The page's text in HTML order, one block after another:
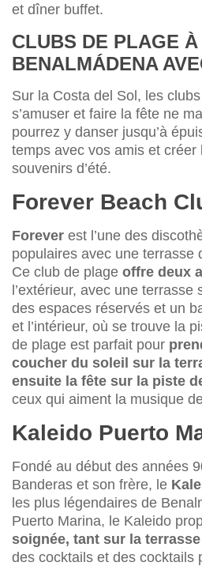
et dîner buffet.
CLUBS DE PLAGE À
BENALMÁDENA
Sur la Costa del Sol, les
s’amuser et faire la fête ne
pourrez y danser jusqu’à
temps avec vos amis et créer
souvenirs d’été.
Forever Beach
Forever est l’une des
populaires avec une terrasse
Ce club de plage offre deux
l’extérieur, avec une
des espaces réservés et un
et l’intérieur, où se trouve la
de plage est parfait pour
coucher du soleil sur la
ensuite la fête sur la piste
ceux qui aiment la musique
Kaleido Puerto
Fondé au début des années
Banderas et son frère, le
les plus légendaires de
Puerto Marina, le Kaleido
soignée, tant sur la terrasse
des cocktails et des cocktails